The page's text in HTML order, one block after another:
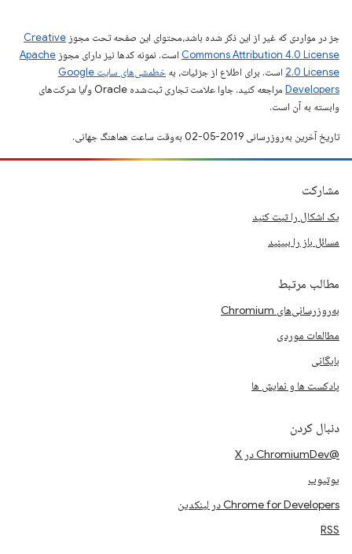
جز در مواردی که غیر از این ذکر شده باشد،‌محتوای این صفحه تحت مجوز Creative
Commons Attribution 4.0 License است. نمونه کدها نیز دارای مجوز Apache
2.0 License است. برای اطلاع از جزئیات، به
خطمشی‌های سایت Google
Developers‏
مراجعه کنید. جاوا علامت تجاری ثبت‌شده Oracle و/یا شرکت‌های
وابسته به آن است.
تاریخ آخرین به‌روزرسانی 2019-05-02 به‌وقت ساعت هماهنگ جهانی.
مشارکت
یک اشکال را ثبت کنید
مسائل باز را ببینید
مطالب مرتبط
به‌روزرسانی‌های Chromium
مطالعات موردی
بایگانی
پادکست ها و نمایش ها
دنبال کردن
@ChromiumDev در X
یوتیوب
Chrome for Developers در لینکدین
RSS